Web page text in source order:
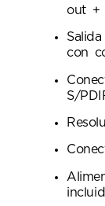
out +
con
S/